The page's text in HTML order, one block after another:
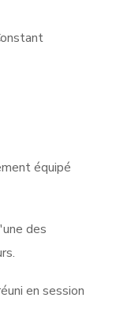
équipé
des
en session